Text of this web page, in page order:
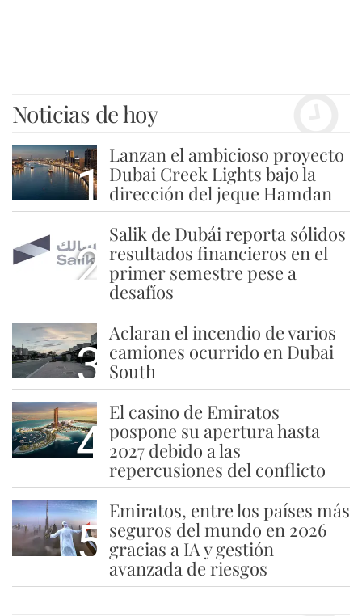
Noticias de hoy
1
Lanzan el ambicioso proyecto
Dubai Creek Lights bajo la
dirección del jeque Hamdan
2
Salik de Dubái reporta sólidos
resultados financieros en el
primer semestre pese a
desafíos
3
Aclaran el incendio de varios
camiones ocurrido en Dubai
South
4
El casino de Emiratos
pospone su apertura hasta
2027 debido a las
repercusiones del conflicto
5
Emiratos, entre los países más
seguros del mundo en 2026
gracias a IA y gestión
avanzada de riesgos